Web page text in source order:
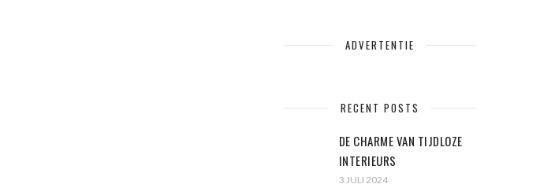
ADVERTENTIE
RECENT POSTS
DE CHARME VAN TIJDLOZE
INTERIEURS
3 JULI 2024